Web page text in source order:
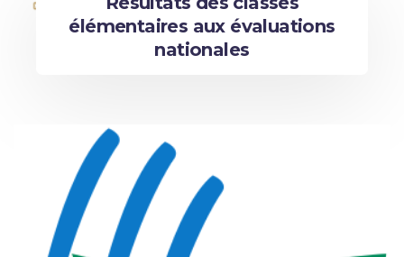
élémentaires aux évaluations
nationales